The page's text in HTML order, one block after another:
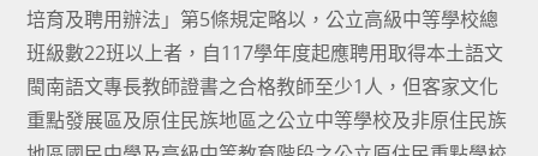
培育及聘用辦法」第5條規定略以，公立高級中等學校總
班級數22班以上者，自117學年度起應聘用取得本土語文
閩南語文專長教師證書之合格教師至少1人，但客家文化
重點發展區及原住民族地區之公立中等學校及非原住民族